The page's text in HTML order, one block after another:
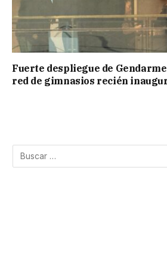
Fuerte despliegue de
red de gimnasios recién